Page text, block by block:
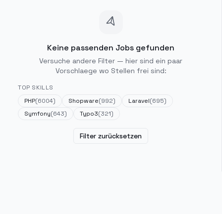
Keine passenden Jobs gefunden
Versuche andere Filter — hier sind ein paar
Vorschlaege wo Stellen frei sind:
TOP SKILLS
PHP(6004) Shopware(992) Laravel(695)
Symfony(643) Typo3(321)
Filter zurücksetzen